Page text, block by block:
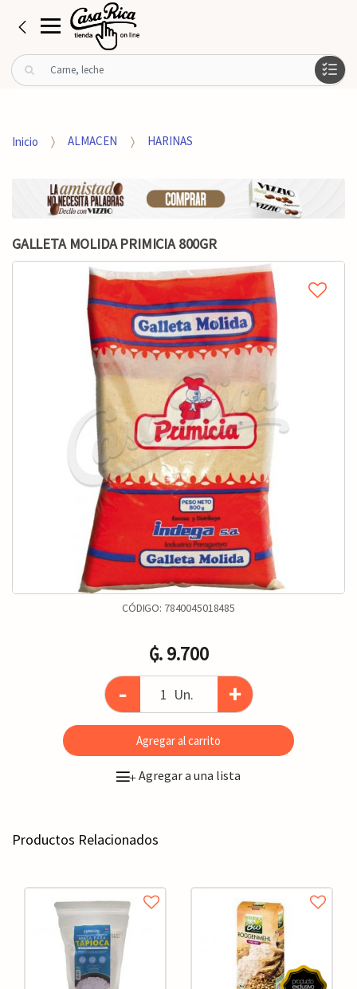
B
u
rInicio ALMACEN HARINAS
GALLETA MOLIDA PRIMICIA 800GR
CÓDIGO: 7840045018485
₲. 9.700
- Un. +
Agregar al carrito
+Agregar a una lista
Productos Relacionados